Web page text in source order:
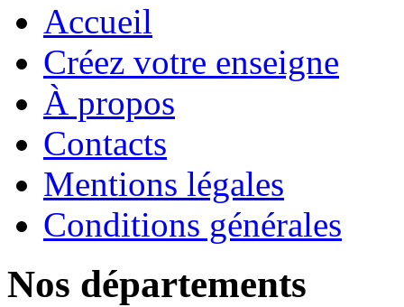
Accueil
Créez votre enseigne
À propos
Contacts
Mentions légales
Conditions générales
Nos départements